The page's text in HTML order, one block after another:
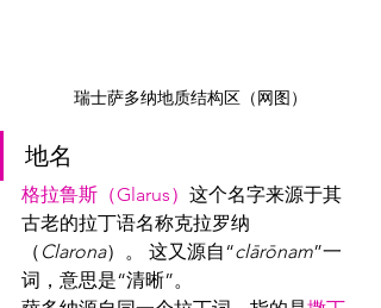
瑞士萨多纳地质结构区（网图）
地名
格拉鲁斯（Glarus） 这个名字来源于其
古老的拉丁语名称克拉罗纳
（ Clarona）。 这又源自“clārōnam”一
词，意思是“清晰”。